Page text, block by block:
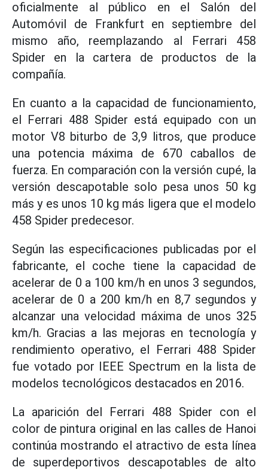
oficialmente al público en el Salón del
Automóvil de Frankfurt en septiembre del
mismo año, reemplazando al Ferrari 458
Spider en la cartera de productos de la
compañía.
En cuanto a la capacidad de funcionamiento,
el Ferrari 488 Spider está equipado con un
motor V8 biturbo de 3,9 litros, que produce
una potencia máxima de 670 caballos de
fuerza. En comparación con la versión cupé, la
versión descapotable solo pesa unos 50 kg
más y es unos 10 kg más ligera que el modelo
458 Spider predecesor.
Según las especificaciones publicadas por el
fabricante, el coche tiene la capacidad de
acelerar de 0 a 100 km/h en unos 3 segundos,
acelerar de 0 a 200 km/h en 8,7 segundos y
alcanzar una velocidad máxima de unos 325
km/h. Gracias a las mejoras en tecnología y
rendimiento operativo, el Ferrari 488 Spider
fue votado por IEEE Spectrum en la lista de
modelos tecnológicos destacados en 2016.
La aparición del Ferrari 488 Spider con el
color de pintura original en las calles de Hanoi
continúa mostrando el atractivo de esta línea
de superdeportivos descapotables de alto